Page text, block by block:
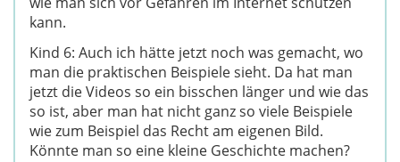
kann.
Kind 6: Auch ich hätte jetzt noch was gemacht, wo
man die praktischen Beispiele sieht. Da hat man
jetzt die Videos so ein bisschen länger und wie das
so ist, aber man hat nicht ganz so viele Beispiele
wie zum Beispiel das Recht am eigenen Bild.
Könnte man so eine kleine Geschichte machen?